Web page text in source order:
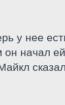
у нее
он начал